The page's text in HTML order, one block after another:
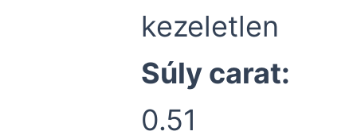
kezeletlen
Súly carat:
0.51